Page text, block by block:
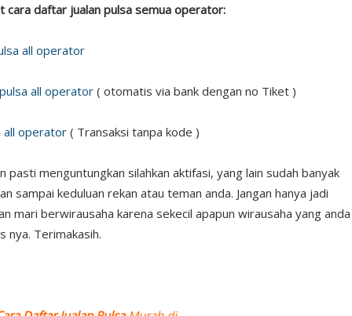
cara daftar jualan pulsa semua operator:
all operator
all operator ( otomatis via bank dengan no Tiket )
all operator( Transaksi tanpa kode )
pasti menguntungkan silahkan aktifasi, yang lain sudah banyak
sampai keduluan rekan atau teman anda. Jangan hanya jadi
mari berwirausaha karena sekecil apapun wirausaha yang anda
nya. Terimakasih.